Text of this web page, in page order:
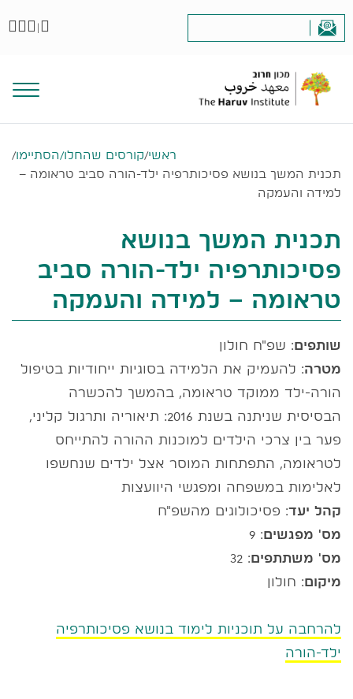
|
ראשי/קורסים שהחלו/הסתיימו/
תכנית המשך בנושא פסיכותרפיה ילד-הורה סביב טראומה –
למידה והעמקה
תכנית המשך בנושא
פסיכותרפיה ילד-הורה סביב
טראומה – למידה והעמקה
שותפים: שפ"ח חולון
מטרה: להעמיק את הלמידה בסוגיות ייחודיות בטיפול
הורה-ילד ממוקד טראומה, בהמשך להכשרה
הבסיסית שניתנה בשנת 2016: תיאוריה ותרגול קליני,
פער בין צרכי הילדים למוכנות ההורה להתייחס
לטראומה, התפתחות המוסר אצל ילדים שנחשפו
לאלימות במשפחה ומפגשי היוועצות
קהל יעד: פסיכולוגים מהשפ"ח
מס' מפגשים: 9
מס' משתתפים: 32
מיקום: חולון
להרחבה על תוכניות לימוד בנושא פסיכותרפיה
ילד-הורה